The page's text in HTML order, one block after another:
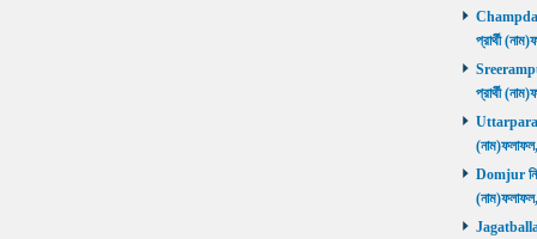
প্রার্থী
প্রার্থী
Uttarpara
Domjur